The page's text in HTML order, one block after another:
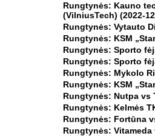
Rungtynės: Kauno
(VilniusTech) (2022-
Rungtynės: Vytauto
Rungtynės: KSM
Rungtynės: Sporto
Rungtynės: Sporto
Rungtynės: Mykolo
Rungtynės: KSM
Rungtynės: Nutpa vs
Rungtynės: Kelmės
Rungtynės: Fortūna
Rungtynės: